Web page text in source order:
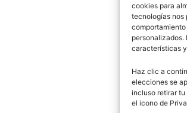
cookies para
tecnologías nos
características
Haz clic a
elecciones se
incluso retirar
el icono de